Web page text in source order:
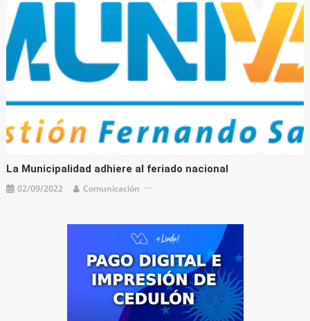
La Municipalidad adhiere al feriado nacional
02/09/2022 Comunicación